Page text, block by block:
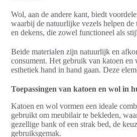
Wol, aan de andere kant, biedt
waarbij de natuurlijke vezels helpen
en dekens, die zowel functioneel als
Beide materialen zijn natuurlijk en
consument. Het gebruik van katoen
esthetiek hand in hand gaan. Deze
Toepassingen van katoen en wol in
Katoen en wol vormen een ideale
gebruikt om meubilair te bekleden,
gezellige bank of een strak bed, de
gebruiksgemak.